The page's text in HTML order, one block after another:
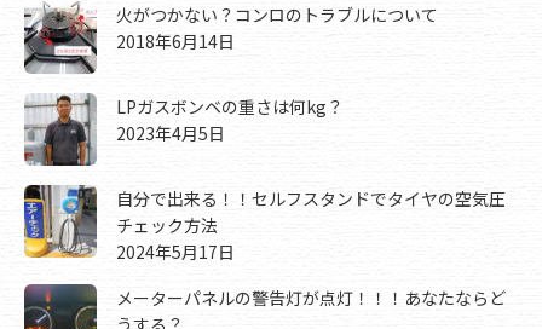
火がつかない？コンロのトラブルについて
2018年6月14日
LPガスボンベの重さは何kg？
2023年4月5日
自分で出来る！！セルフスタンドでタイヤの空気圧
チェック方法
2024年5月17日
メーターパネルの警告灯が点灯！！！あなたならど